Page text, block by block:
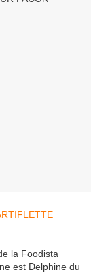
la Foodista
est Delphine du